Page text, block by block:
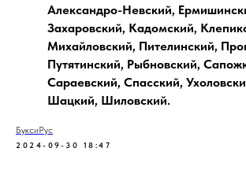
Александро-Невский,
Захаровский, Кадомский,
Михайловский, Пителинский,
Путятинский, Рыбновский,
Сараевский, Спасский,
Шацкий, Шиловский.
БуксиРус
2024-09-30 18:47